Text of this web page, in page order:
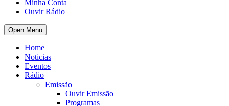
Minha Conta
Ouvir Rádio
Open Menu
Home
Noticias
Eventos
Rádio
Emissão
Ouvir Emissão
Programas